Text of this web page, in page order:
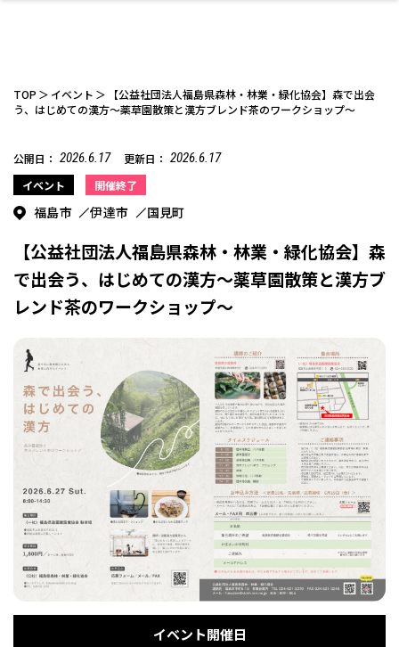
お酒 洋食
和食 わんぱく 福島ローカルグル
メ
アジア・エスニッ
ク
デート・友達と ひとりで
温泉 体験 名所
レジャー・スポー 非日常 イベントレポート
美容アイテム エイジングケア
フィットネス・や 鍼灸・整体・リラ
クゼーション
まつ毛サロン
温活・サウナ
ファッション
スポーツ・アウト ギフト・お土産
食品・酒 生活を彩るモノ
趣味・スキルアッ
プ
保育園・こども園 子どもの習い事・
塾
教育
リフォーム・リノ 自治体インフォ
TOP イベント
【公益社団法人福島県森林・林業・緑化協会】森で出会
う、はじめての漢方～薬草園散策と漢方ブレンド茶のワークショップ～
公開日： 2026.6.17 更新日： 2026.6.17
イベント 開催終了
福島市 伊達市 国見町
【公益社団法人福島県森林・林業・緑化協会】森
で出会う、はじめての漢方～薬草園散策と漢方ブ
レンド茶のワークショップ～
イベント開催日